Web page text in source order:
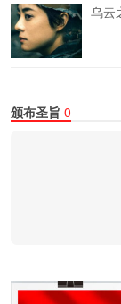
乌云
颁布圣旨 0